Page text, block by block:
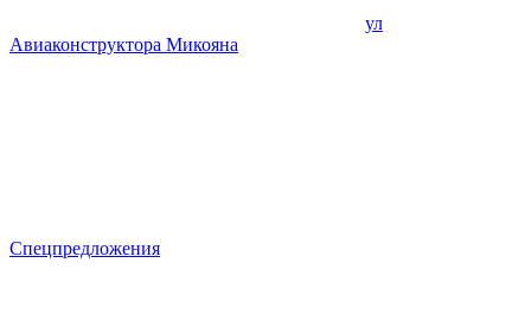
ул
Авиаконструктора Микояна
Спецпредложения